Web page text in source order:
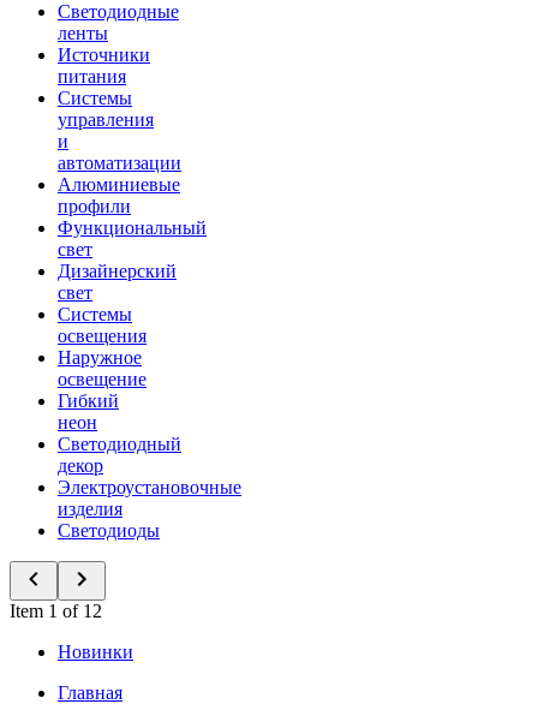
Светодиодные
ленты
Источники
питания
Системы
управления
и
автоматизации
Алюминиевые
профили
Функциональный
свет
Дизайнерский
свет
Системы
освещения
Наружное
освещение
Гибкий
неон
Светодиодный
декор
Электроустановочные
изделия
Светодиоды
Item 1 of 12
Новинки
Главная